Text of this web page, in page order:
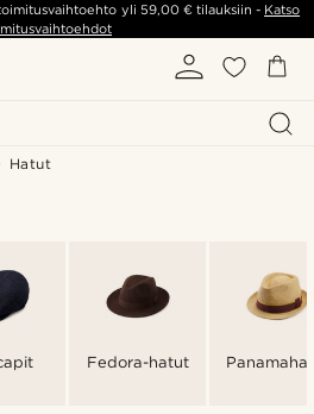
yli 59,00 €tilauksiin - Katso
Hatut
Fedora-hatut